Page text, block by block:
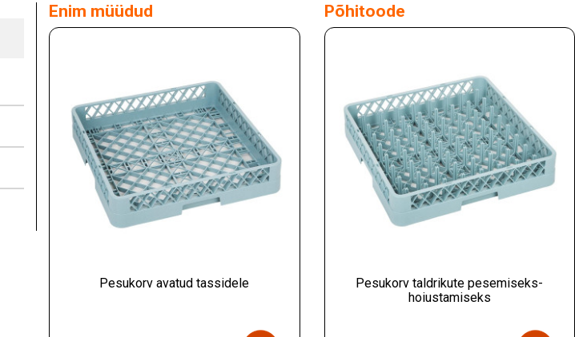
Enim müüdud
Pesukorv avatud tassidele
Põhitoode
Pesukorv taldrikute pesemiseks-
hoiustamiseks